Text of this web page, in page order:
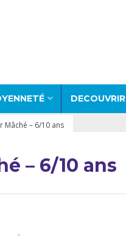
DECOUVRIR
Mâché – 6/10 ans
– 6/10 ans